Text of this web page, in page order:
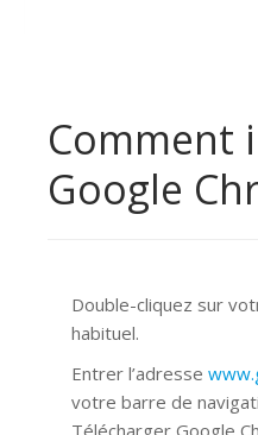
Comment
Google
Double-cliquez sur
habituel.
Entrer l’adresse
votre barre de
Télécharger Google